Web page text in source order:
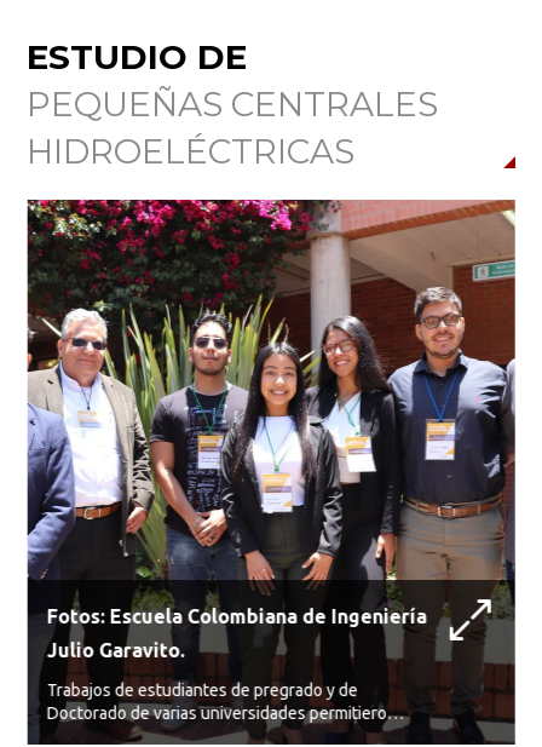
ESTUDIO DE
PEQUEÑAS CENTRALES
HIDROELÉCTRICAS
Fotos: Escuela Colombiana de Ingeniería
Julio Garavito.
Trabajos de estudiantes de pregrado y de
Doctorado de varias universidades permitieron
ampliar las perspectivas y posibilidades hacia el